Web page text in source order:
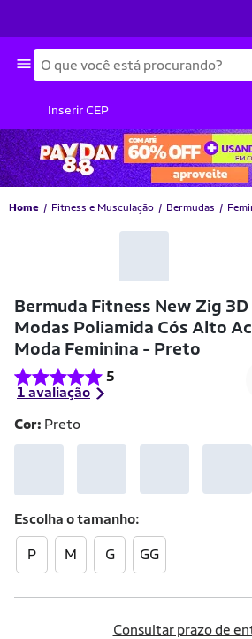
Busca
Inserir CEP
Home Fitness e Musculação Bermudas
Bermuda Fitness New Zig
Modas Poliamida Cós Alto
Moda Feminina - Preto
5
1 avaliação
-80% OFF
Cor: Preto
Escolha otamanho
P M G GG
Consultar prazo de